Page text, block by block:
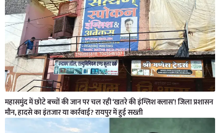
महासमुंद में छोटे बच्चों की जान पर चल रही ‘खतरे की इंग्लिश क्लास’! जिला प्रशासन
मौन, हादसे का इंतजार या कार्रवाई? रायपुर में हुई सख्ती